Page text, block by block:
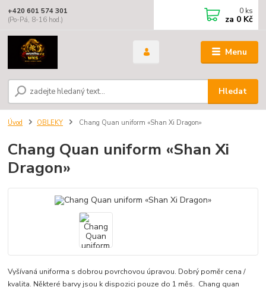
Menu
Hledat
+420 601 574 301
(Po-Pá, 8-16 hod.)
0 ks
za 0 Kč
Úvod OBLEKY Chang Quan uniform «Shan Xi Dragon»
Chang Quan uniform «Shan Xi
Dragon»
Vyšívaná uniforma s dobrou povrchovou úpravou. Dobrý poměr cena /
kvalita. Některé barvy jsou k dispozici pouze do 1 měs. Chang quan